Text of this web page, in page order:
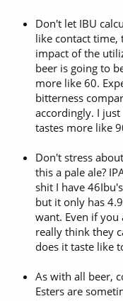
Don't let IBU
like contact time,
impact of the
beer is going to
more like 60.
bitterness
accordingly. I
tastes more like
Don't stress
this a pale ale?
shit I have
but it only has
want. Even if
really think they
does it taste like
As with all beer,
Esters are